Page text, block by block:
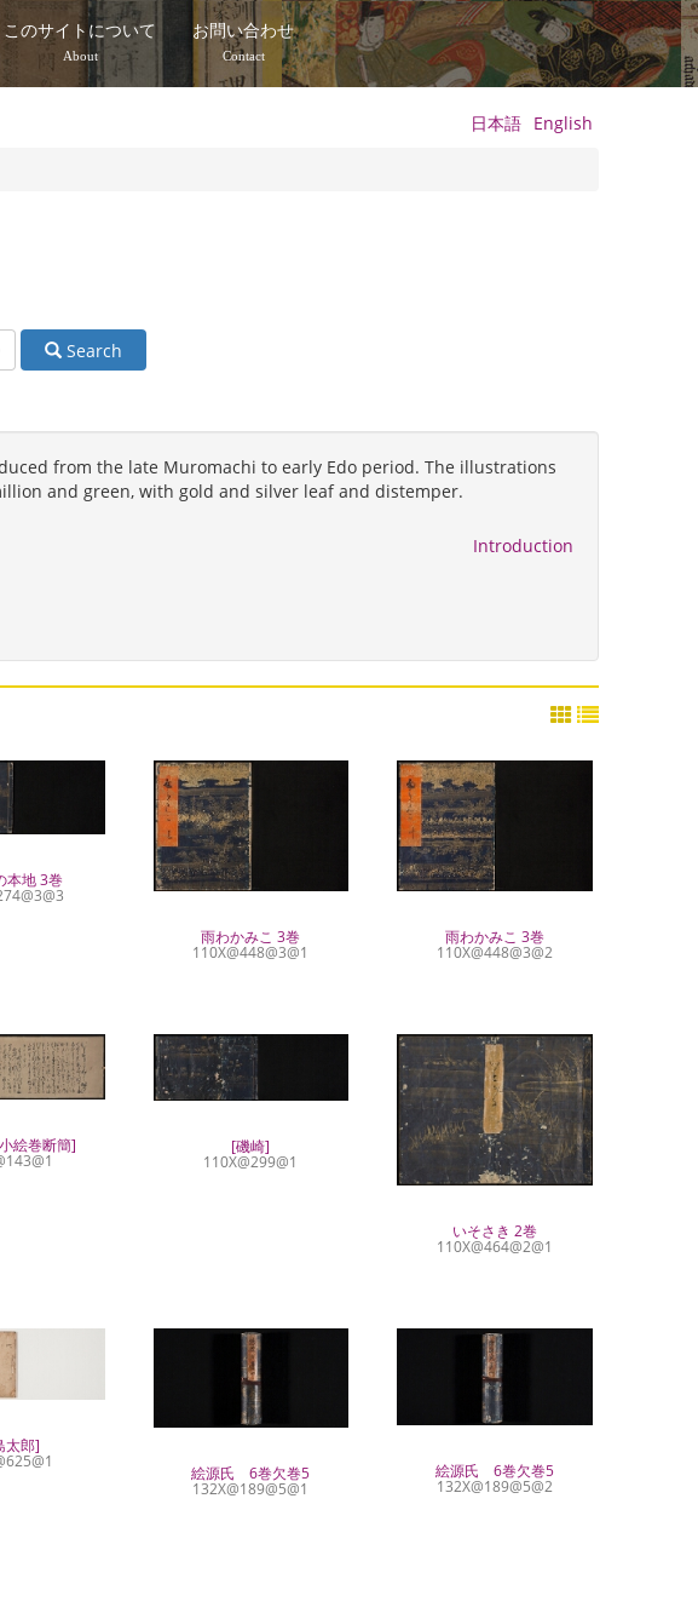
このサイトについて
About
お問い合わせ
Contact
日本語 English
Search
from the late Muromachi to early Edo period. The illustrations
and green, with gold and silver leaf and distemper.
Introduction
本地 3巻
雨わかみこ 3巻
110X@448@3@1
雨わかみこ 3巻
110X@448@3@2
絵巻断簡] [磯崎]
110X@299@1
いそさき 2巻
110X@464@2@1
太郎]
絵源氏 6巻欠巻5
132X@189@5@1
絵源氏 6巻欠巻5
132X@189@5@2